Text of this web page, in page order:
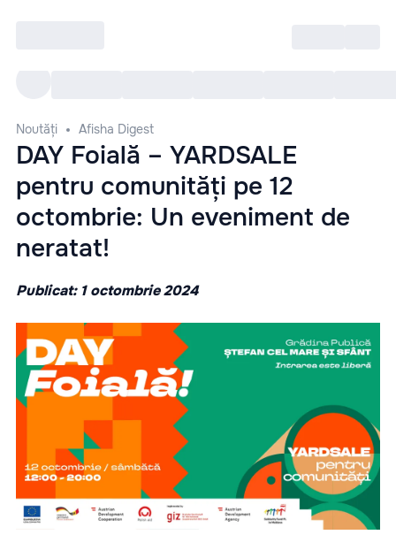
Noutăți Afisha Digest
DAY Foială – YARDSALE
pentru comunități pe 12
octombrie: Un eveniment de
neratat!
Publicat: 1 octombrie 2024